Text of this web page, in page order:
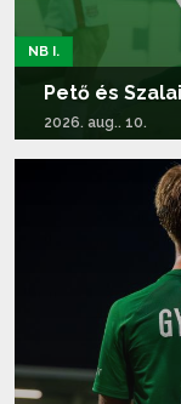
NB I.
Pető és
2026. aug.. 10.